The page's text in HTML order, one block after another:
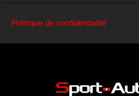
Politique de confidentialité